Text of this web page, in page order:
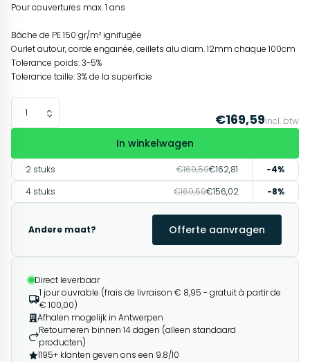
Pour couvertures max. 1 ans
Bâche de PE 150 gr/m² ignifugée
Ourlet autour, corde engainée, œillets alu diam. 12mm chaque 100cm
Tolerance poids: 3-5%
Tolerance taille: 3% de la superficie
€169,59incl. btw
In winkelwagen
2 stuks €169,59€162,81
-4%
4 stuks
€169,59€156,02 -8%
Andere maat? Offerte aanvragen
Direct leverbaar
1 jour ouvrable (frais de livraison € 8,95 - gratuit à partir de
€ 100,00)
Afhalen mogelijk in Antwerpen
Retourneren binnen 14 dagen (alleen standaard
producten)
1195+ klanten geven ons een 9.8/10